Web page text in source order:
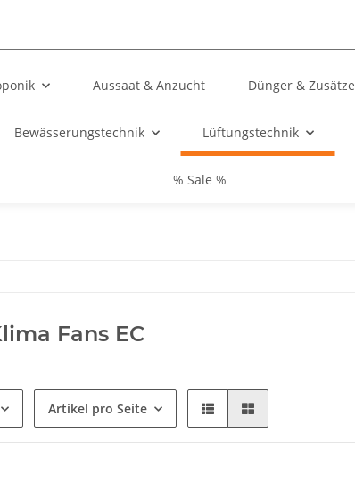
Aussaat & Anzucht Dünger & Zusätze
Bewässerungstechnik Lüftungstechnik
% Sale %
Fans EC
Artikel pro Seite